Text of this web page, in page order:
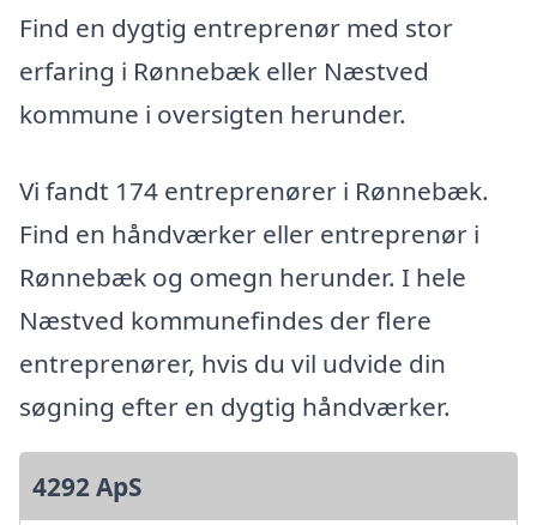
Find en dygtig entreprenør med stor
erfaring i Rønnebæk eller Næstved
kommune i oversigten herunder.
Vi fandt 174 entreprenører i Rønnebæk.
Find en håndværker eller entreprenør i
Rønnebæk og omegn herunder. I hele
Næstved kommunefindes der flere
entreprenører, hvis du vil udvide din
søgning efter en dygtig håndværker.
4292 ApS